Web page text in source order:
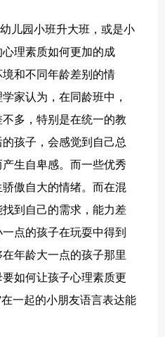
儿园小班升大班，或是小
心理素质如何更加的成
和不同年龄差别的情
学家认为，在同龄班中，
多，特别是在统一的教
孩子，会感觉到自己总
生自卑感。而一些优秀
傲自大的情绪。而在混
到自己的需求，能力差
点的孩子在玩耍中得到
年龄大一点的孩子那里
如何让孩子心理素质更
一起的小朋友语言表达能